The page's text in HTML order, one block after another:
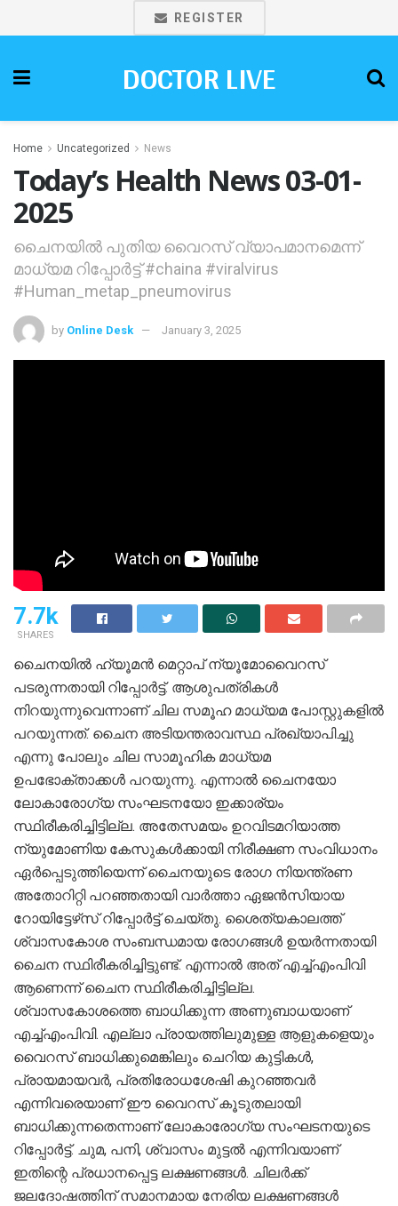
REGISTER
DOCTOR LIVE
Home Uncategorized News
Today’s Health News 03-01-
2025
ചൈനയിൽ പുതിയ വൈറസ് വ്യാപമാനമെന്ന്
മാധ്യമ റിപ്പോർട്ട് #chaina #viralvirus
#Human_metap_pneumovirus
by Online Desk January 3, 2025
7.7k
SHARES
ചൈനയിൽ ഹ്യൂമൻ മെറ്റാപ് ന്യൂമോവൈറസ്
പടരുന്നതായി റിപ്പോർട്ട്. ആശുപത്രികൾ
നിറയുന്നുവെന്നാണ് ചില സമൂഹ മാധ്യമ പോസ്റ്റുകളിൽ
പറയുന്നത്. ചൈന അടിയന്തരാവസ്ഥ പ്രഖ്യാപിച്ചു
എന്നു പോലും ചില സാമൂഹിക മാധ്യമ
ഉപഭോക്താക്കൾ പറയുന്നു. എന്നാൽ ചൈനയോ
ലോകാരോഗ്യ സംഘടനയോ ഇക്കാര്യം
സ്ഥിരീകരിച്ചിട്ടില്ല. അതേസമയം ഉറവിടമറിയാത്ത
ന്യുമോണിയ കേസുകൾക്കായി നിരീക്ഷണ സംവിധാനം
ഏർപ്പെടുത്തിയെന്ന് ചൈനയുടെ രോഗ നിയന്ത്രണ
അതോറിറ്റി പറഞ്ഞതായി വാർത്താ ഏജൻസിയായ
റോയിട്ടേഴ്‌സ് റിപ്പോർട്ട് ചെയ്തു. ശൈത്യകാലത്ത്
ശ്വാസകോശ സംബന്ധമായ രോഗങ്ങൾ ഉയർന്നതായി
ചൈന സ്ഥിരീകരിച്ചിട്ടുണ്ട്. എന്നാൽ അത് എച്ച്എംപിവി
ആണെന്ന് ചൈന സ്ഥിരീകരിച്ചിട്ടില്ല.
ശ്വാസകോശത്തെ ബാധിക്കുന്ന അണുബാധയാണ്
എച്ച്എംപിവി. എല്ലാ പ്രായത്തിലുമുള്ള ആളുകളെയും
വൈറസ് ബാധിക്കുമെങ്കിലും ചെറിയ കുട്ടികൾ,
പ്രായമായവർ, പ്രതിരോധശേഷി കുറഞ്ഞവർ
എന്നിവരെയാണ് ഈ വൈറസ് കൂടുതലായി
ബാധിക്കുന്നതെന്നാണ് ലോകാരോ​ഗ്യ സംഘടനയുടെ
റിപ്പോർട്ട്. ചുമ, പനി, ശ്വാസം മുട്ടൽ എന്നിവയാണ്
ഇ‌തിന്റെ പ്രധാനപ്പെട്ട ലക്ഷണങ്ങൾ. ചിലർക്ക്
ജലദോഷത്തിന് സമാനമായ നേരിയ ലക്ഷണങ്ങൾ